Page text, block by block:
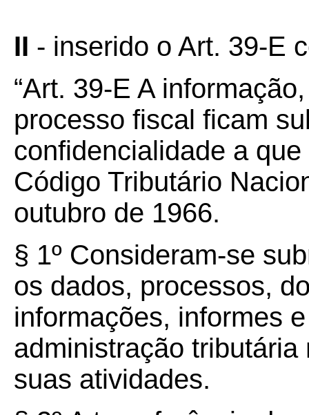
II - inserido o Art. 39-E
“Art. 39-E A
processo fiscal ficam
confidencialidade a
Código Tributário
outubro de 1966.
§ 1º Consideram-se
os dados, processos,
informações, informes
administração
suas atividades.